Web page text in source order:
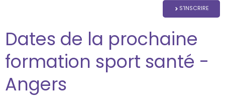
S'INSCRIRE
Dates de la prochaine
formation sport santé -
Angers